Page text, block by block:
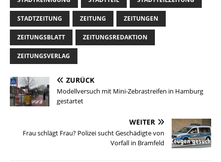
STADTZEITUNG ZEITUNG ZEITUNGEN
ZEITUNGSBLATT ZEITUNGSREDAKTION
ZEITUNGSVERLAG
ZURÜCK
Modellversuch mit Mini-Zebrastreifen in Hamburg
gestartet
WEITER
Frau schlägt Frau? Polizei sucht Geschädigte von
Vorfall in Bramfeld